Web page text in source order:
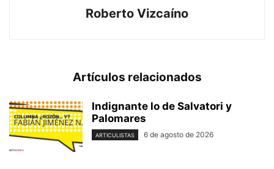
Roberto Vizcaíno
Artículos relacionados
Indignante lo de Salvatori y
Palomares
ARTICULISTAS 6 de agosto de 2026